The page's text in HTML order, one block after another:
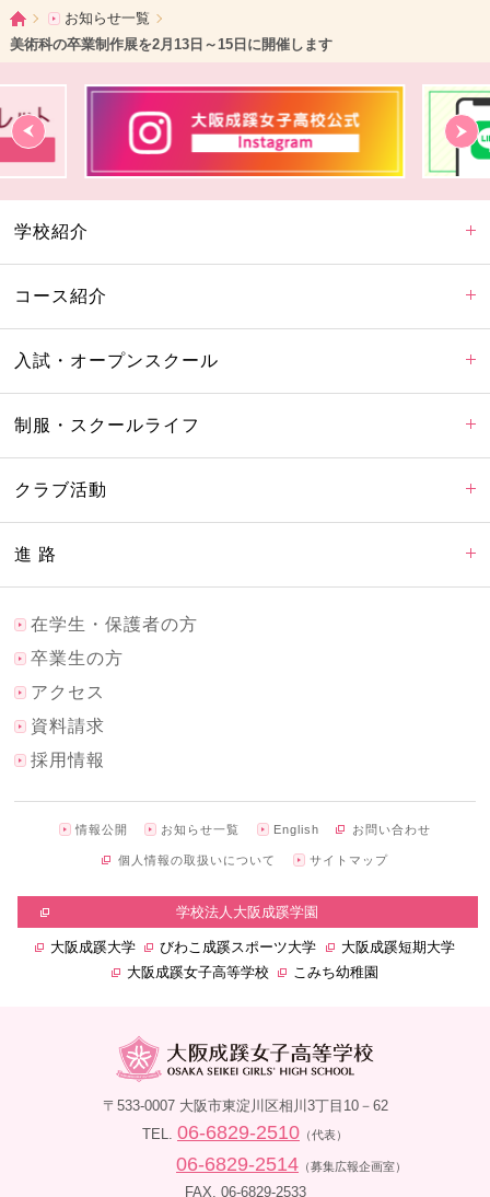
ホームお知らせ一覧
美術科の卒業制作展を2月13日～15日に開催します
学校紹介
コース紹介
入試・オープンスクール
制服・スクールライフ
クラブ活動
進 路
在学生・保護者の方
卒業生の方
アクセス
資料請求
採用情報
情報公開 お知らせ一覧 English お問い合わせ
個人情報の取扱いについて サイトマップ
学校法人大阪成蹊学園
大阪成蹊大学 びわこ成蹊スポーツ大学
大阪成蹊短期大学
大阪成蹊女子高等学校
こみち幼稚園
〒533-0007 大阪市東淀川区相川3丁目10－62
TEL. 06-6829-2510 （代表）
06-6829-2514 （募集広報企画室）
FAX. 06-6829-2533